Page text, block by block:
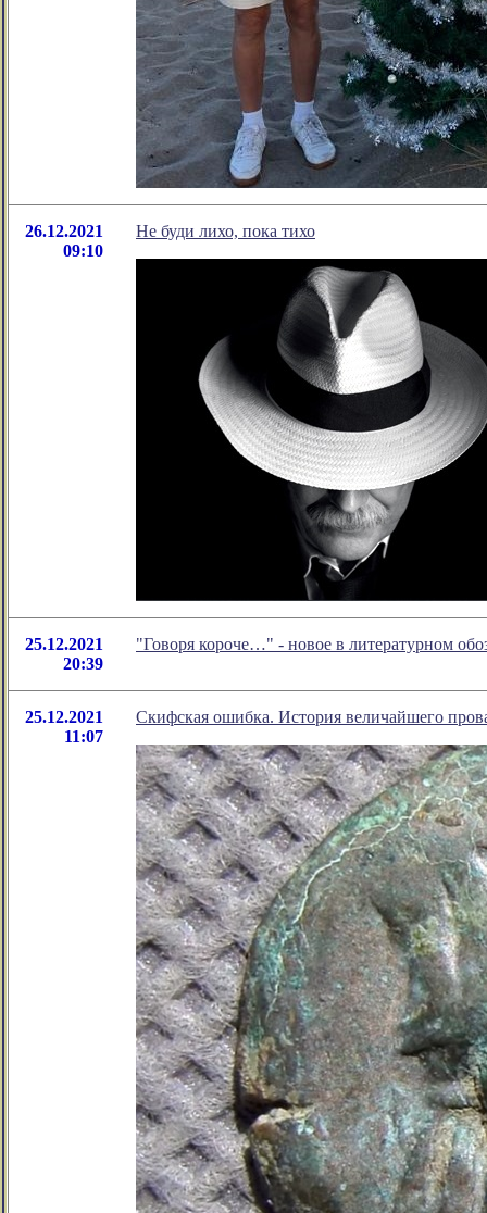
26.12.2021
09:10
Не буди лихо, пока тихо
25.12.2021
20:39
"Говоря короче…" - новое в литературном
25.12.2021
11:07
Скифская ошибка. История величайшего